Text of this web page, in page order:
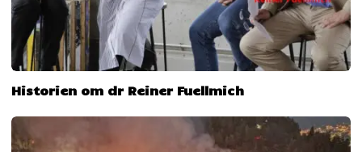
Historien om dr Reiner Fuellmich